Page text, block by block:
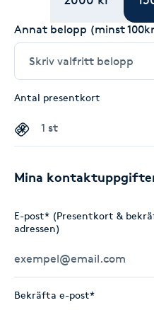
Annat belopp (minst
Antal presentkort
Mina
E-post* (Presentkort &
adressen)
Bekräfta e-post*